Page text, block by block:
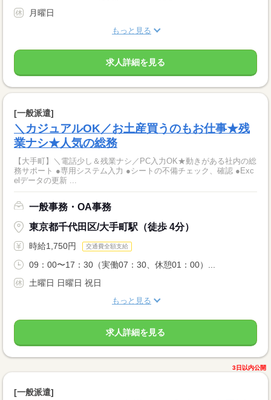
月曜日
もっと見る
求人詳細を見る
[一般派遣]
＼カジュアルOK／お土産買うのもお仕事★残
業ナシ★人気の総務
【大手町】＼電話少し＆残業ナシ／PC入力OK★動きがある社内の総
務サポート ●専用システム入力 ●シートの不備チェック、確認 ●Exc
elデータの更新 ...
一般事務・OA事務
東京都千代田区/大手町駅（徒歩 4分）
時給1,750円 交通費全額支給
09：00〜17：30（実働07：30、休憩01：00）...
土曜日 日曜日 祝日
もっと見る
求人詳細を見る
3日以内公開
[一般派遣]